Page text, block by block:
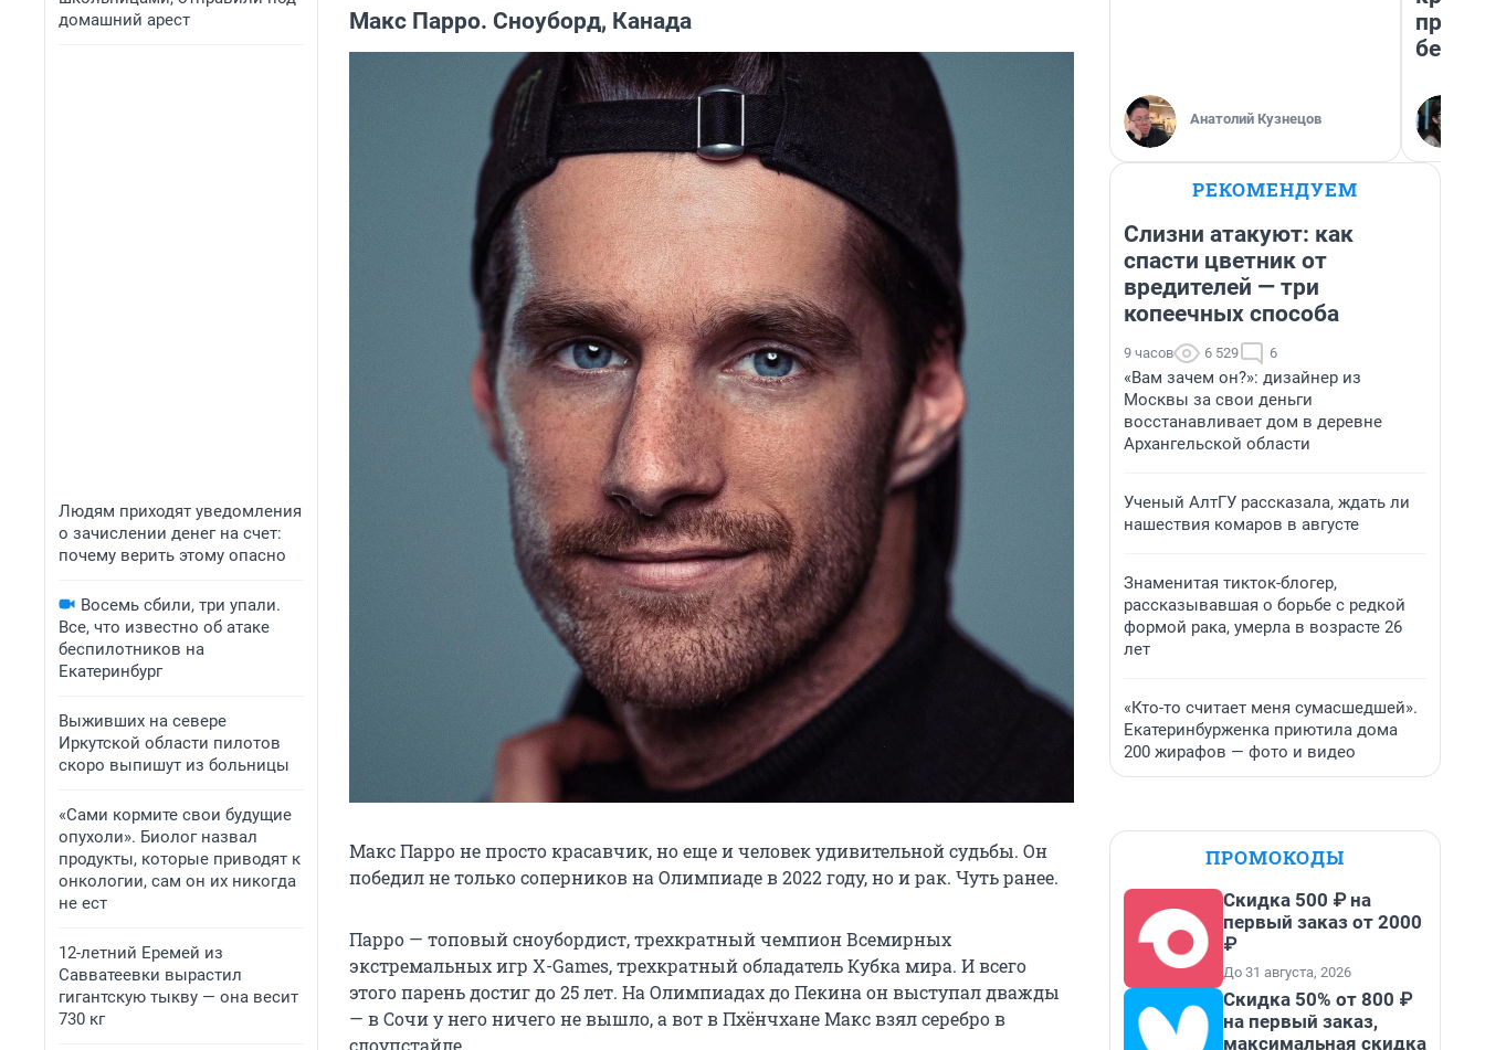
домашний арест
Людям приходят уведомления
о зачислении денег на счет:
почему верить этому опасно
Восемь сбили, три упали.
Все, что известно об атаке
беспилотников на
Екатеринбург
Выживших на севере
Иркутской области пилотов
скоро выпишут из больницы
«Сами кормите свои будущие
опухоли». Биолог назвал
продукты, которые приводят к
онкологии, сам он их никогда
не ест
12-летний Еремей из
Савватеевки вырастил
гигантскую тыкву — она весит
730 кг
Макс Парро. Сноуборд, Канада
Макс Парро не просто красавчик, но еще и человек удивительной судьбы. Он
победил не только соперников на Олимпиаде в 2022 году, но и рак. Чуть ранее.
Парро — топовый сноубордист, трехкратный чемпион Всемирных
экстремальных игр X-Games, трехкратный обладатель Кубка мира. И всего
этого парень достиг до 25 лет. На Олимпиадах до Пекина он выступал дважды
— в Сочи у него ничего не вышло, а вот в Пхёнчхане Макс взял серебро в
слоупстайле.
Анатолий Кузнецов
РЕКОМЕНДУЕМ
Слизни атакуют: как
спасти цветник от
вредителей — три
копеечных способа
9 часов 6 529 6
«Вам зачем он?»: дизайнер из
Москвы за свои деньги
восстанавливает дом в деревне
Архангельской области
Ученый АлтГУ рассказала, ждать ли
нашествия комаров в августе
Знаменитая тикток-блогер,
рассказывавшая о борьбе с редкой
формой рака, умерла в возрасте 26
лет
«Кто-то считает меня сумасшедшей».
Екатеринбурженка приютила дома
200 жирафов — фото и видео
ПРОМОКОДЫ
Скидка 500 ₽ на
первый заказ от 2000
₽
До 31 августа, 2026
Скидка 50% от 800 ₽
на первый заказ,
максимальная скидка